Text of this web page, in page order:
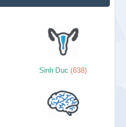
Sinh Dục (638)